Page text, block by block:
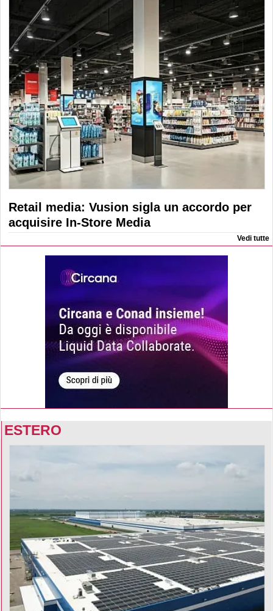
Retail media: Vusion sigla un accordo per
acquisire In-Store Media
Vedi tutte
ESTERO